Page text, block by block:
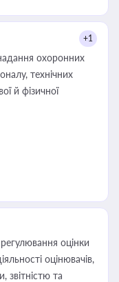
+1
охоронних
технічних
й фізичної
оцінки
оцінювачів,
звітністю та